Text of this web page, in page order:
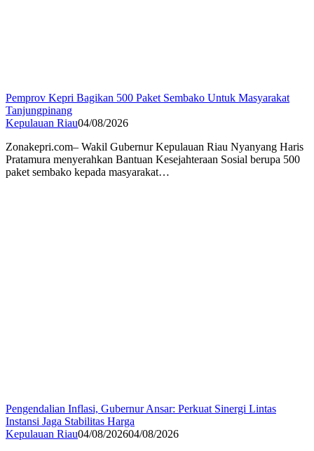
Pemprov Kepri Bagikan 500 Paket Sembako Untuk Masyarakat
Tanjungpinang
Kepulauan Riau04/08/2026
Zonakepri.com– Wakil Gubernur Kepulauan Riau Nyanyang Haris
Pratamura menyerahkan Bantuan Kesejahteraan Sosial berupa 500
paket sembako kepada masyarakat…
Pengendalian Inflasi, Gubernur Ansar: Perkuat Sinergi Lintas
Instansi Jaga Stabilitas Harga
Kepulauan Riau04/08/202604/08/2026